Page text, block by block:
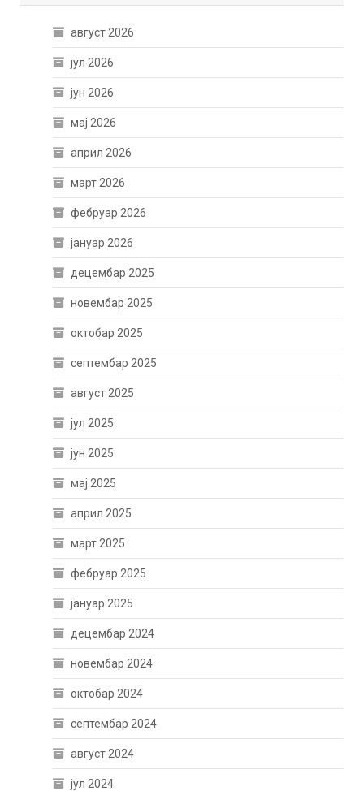
август 2026
јул 2026
јун 2026
мај 2026
април 2026
март 2026
фебруар 2026
јануар 2026
децембар 2025
новембар 2025
октобар 2025
септембар 2025
август 2025
јул 2025
јун 2025
мај 2025
април 2025
март 2025
фебруар 2025
јануар 2025
децембар 2024
новембар 2024
октобар 2024
септембар 2024
август 2024
јул 2024